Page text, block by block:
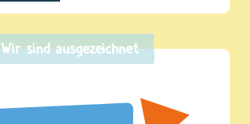
Wir sind ausgezeichnet